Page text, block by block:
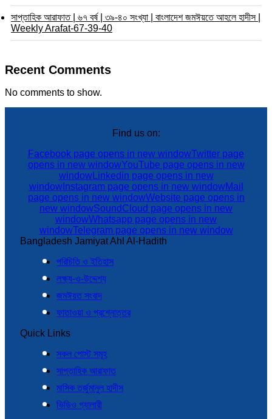
সাপ্তাহিক আরাফাত | ৬৭ বর্ষ | ৩৯-৪০ সংখ্যা | বাংলাদেশ জমঈয়তে আহলে হাদীস |
Weekly Arafat-67-39-40
Recent Comments
No comments to show.
Find us on:
Facebook page opens in new windowTwitter page
opens in new windowYouTube page opens in new
windowLinkedin page opens in new
windowInstagram page opens in new windowMail
page opens in new windowWebsite page opens in
new windowSoundCloud page opens in new
windowWhatsapp page opens in new
windowTelegram page opens in new window
Bangladesh Jamiyat Ahl Al-Hadith
পরিচিতি ও ইতিহাস
লক্ষ্য-ও-উদ্দেশ্য
জমঈয়ত সংবাদ
ফাতাওয়া ও প্রশ্নোত্তর
Quick Links
সকল পোস্ট সমূহ
সাপ্তাহিক আরাফাত
মাসিক তর্জুমানুল হাদীস
ভিডিও গ্যালারী